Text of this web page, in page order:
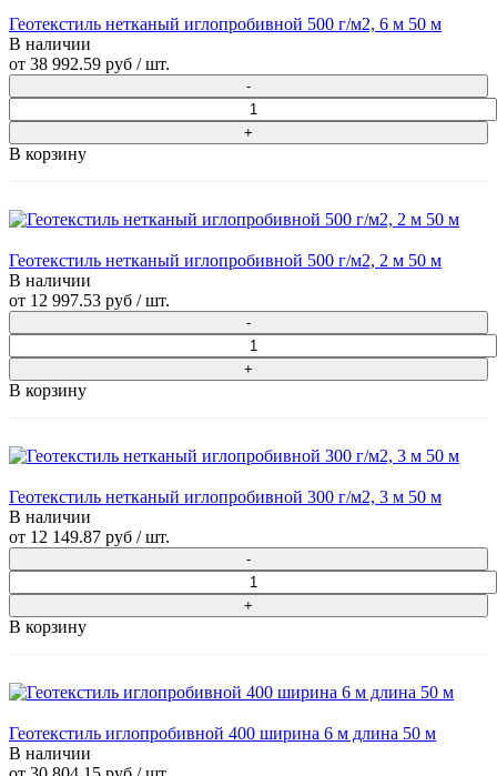
Геотекстиль нетканый иглопробивной 500 г/м2, 6 м 50 м
В наличии
от 38 992.59 руб / шт.
В корзину
Геотекстиль нетканый иглопробивной 500 г/м2, 2 м 50 м
В наличии
от 12 997.53 руб / шт.
В корзину
Геотекстиль нетканый иглопробивной 300 г/м2, 3 м 50 м
В наличии
от 12 149.87 руб / шт.
В корзину
Геотекстиль иглопробивной 400 ширина 6 м длина 50 м
В наличии